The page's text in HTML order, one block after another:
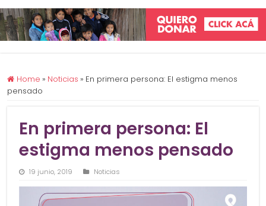
Home » Noticias » En primera persona: El estigma menos
pensado
En primera persona: El
estigma menos pensado
19 junio, 2019 Noticias